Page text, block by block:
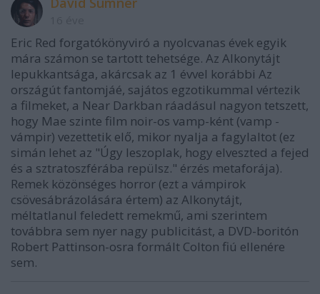
Eric Red forgatókönyviró a nyolcvanas évek egyik
mára számon se tartott tehetsége. Az Alkonytájt
lepukkantsága, akárcsak az 1 évvel korábbi Az
országút fantomjáé, sajátos egzotikummal vértezik
a filmeket, a Near Darkban ráadásul nagyon tetszett,
hogy Mae szinte film noir-os vamp-ként (vamp -
vámpir) vezettetik elő, mikor nyalja a fagylaltot (ez
simán lehet az "Úgy leszoplak, hogy elveszted a fejed
és a sztratoszférába repülsz." érzés metaforája).
Remek közönséges horror (ezt a vámpirok
csövesábrázolására értem) az Alkonytájt,
méltatlanul feledett remekmű, ami szerintem
továbbra sem nyer nagy publicitást, a DVD-boritón
Robert Pattinson-osra formált Colton fiú ellenére
sem.